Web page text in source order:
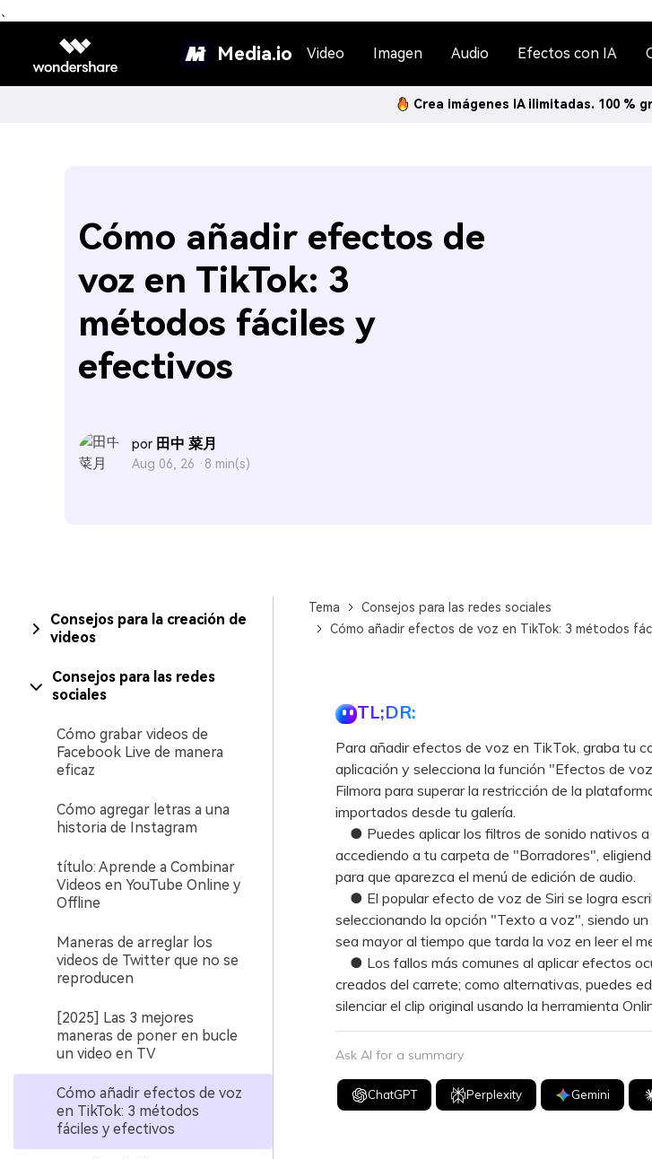
、
Media.io Video Imagen Audio Efectos con IA
Crea imágenes IA ilimitadas. 100 %
Cómo añadir efectos de
voz en TikTok: 3
métodos fáciles y
efectivos
por 田中 菜月
Aug 06, 26 · 8 min(s)
Consejos para la creación de
videos
Consejos para las redes
sociales
Cómo grabar videos de
Facebook Live de manera
eficaz
Cómo agregar letras a una
historia de Instagram
título: Aprende a Combinar
Videos en YouTube Online y
Offline
Maneras de arreglar los
videos de Twitter que no se
reproducen
[2025] Las 3 mejores
maneras de poner en bucle
un video en TV
Cómo añadir efectos de voz
en TikTok: 3 métodos
fáciles y efectivos
Tema
Consejos para las redes sociales
Cómo añadir efectos de voz en TikTok: 3 métodos
TL;DR:
Para añadir efectos de voz en TikTok, graba tu
aplicación y selecciona la función "Efectos de
Filmora para superar la restricción de la
importados desde tu galería.
● Puedes aplicar los filtros de sonido nativos a
accediendo a tu carpeta de "Borradores",
para que aparezca el menú de edición de audio.
● El popular efecto de voz de Siri se logra
seleccionando la opción "Texto a voz", siendo
sea mayor al tiempo que tarda la voz en leer el
● Los fallos más comunes al aplicar efectos
creados del carrete; como alternativas, puedes
silenciar el clip original usando la herramienta
Ask AI for a summary
ChatGPT Perplexity Gemini